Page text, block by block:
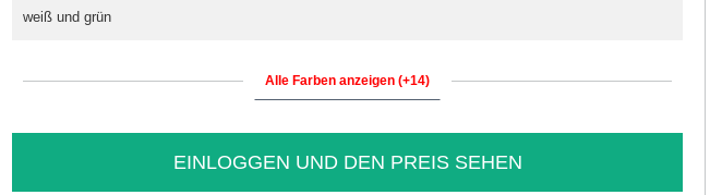
weiß und grün
Alle Farben anzeigen (+14)
EINLOGGEN UND DEN PREIS SEHEN